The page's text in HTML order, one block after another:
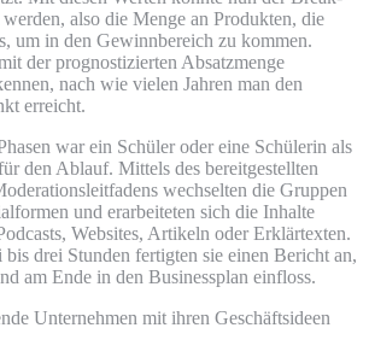
also die Menge an Produkten, die
um in den Gewinnbereich zu kommen.
der prognostizierten Absatzmenge
nach wie vielen Jahren man den
erreicht.
war ein Schüler oder eine Schülerin als
den Ablauf. Mittels des bereitgestellten
wechselten die Gruppen
und erarbeiteten sich die Inhalte
Websites, Artikeln oder Erklärtexten.
drei Stunden fertigten sie einen Bericht an,
am Ende in den Businessplan einfloss.
Unternehmen mit ihren Geschäftsideen